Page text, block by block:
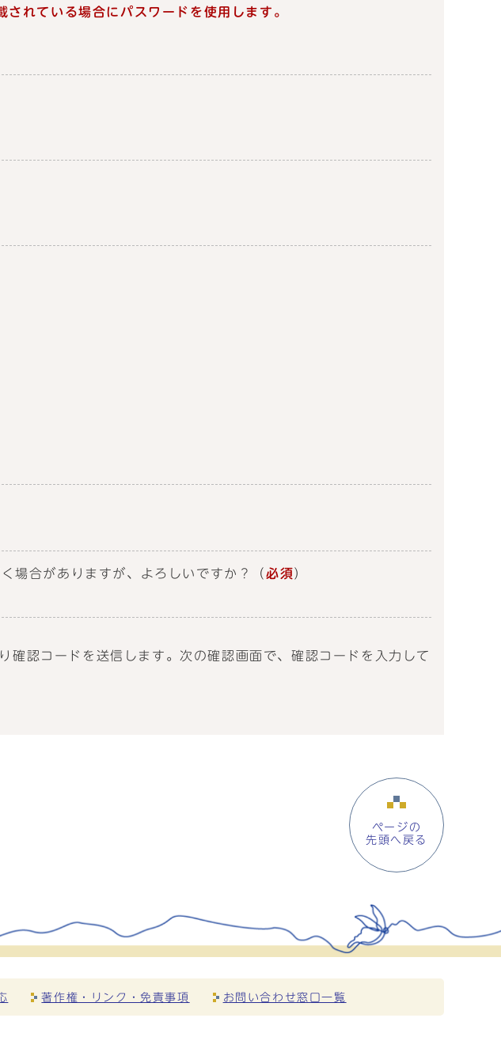
れている場合にパスワードを使用します。
場合がありますが、よろしいですか？ （ 必須 ）
認コードを送信します。次の確認画面で、確認コードを入力して
ページの
先頭へ戻る
著作権・リンク・免責事項 お問い合わせ窓口一覧